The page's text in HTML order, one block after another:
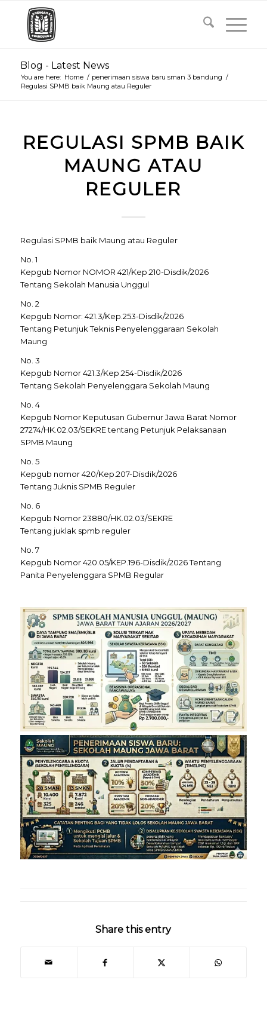
Blog - Latest News
You are here: Home / penerimaan siswa baru sman 3 bandung /
Regulasi SPMB baik Maung atau Reguler
REGULASI SPMB BAIK
MAUNG ATAU
REGULER
Regulasi SPMB baik Maung atau Reguler
No. 1
Kepgub Nomor NOMOR 421/Kep.210-Disdik/2026
Tentang Sekolah Manusia Unggul
No. 2
Kepgub Nomor: 421.3/Kep.253-Disdik/2026
Tentang Petunjuk Teknis Penyelenggaraan Sekolah
Maung
No. 3
Kepgub Nomor 421.3/Kep.254-Disdik/2026
Tentang Sekolah Penyelenggara Sekolah Maung
No. 4
Kepgub Nomor Keputusan Gubernur Jawa Barat Nomor
27274/HK.02.03/SEKRE tentang Petunjuk Pelaksanaan
SPMB Maung
No. 5
Kepgub nomor 420/Kep.207-Disdik/2026
Tentang Juknis SPMB Reguler
No. 6
Kepgub Nomor 23880/HK.02.03/SEKRE
Tentang juklak spmb reguler
No. 7
Kepgub Nomor 420.05/KEP.196-Disdik/2026 Tentang
Panita Penyelenggara SPMB Regular
Share this entry